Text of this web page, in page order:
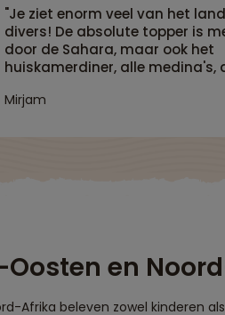
"Je ziet enorm veel van het
divers! De absolute topper is
door de Sahara, maar ook het
huiskamerdiner, alle medina's,
doen!"
Mirjam
en
Afrika beleven zowel kinderen